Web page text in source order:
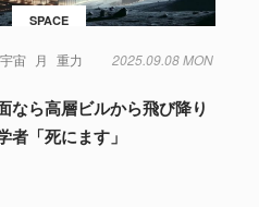
SPACE
宇宙 月 重力 2025.09.08 MON
なら高層ビルから飛び降り
者「死にます」